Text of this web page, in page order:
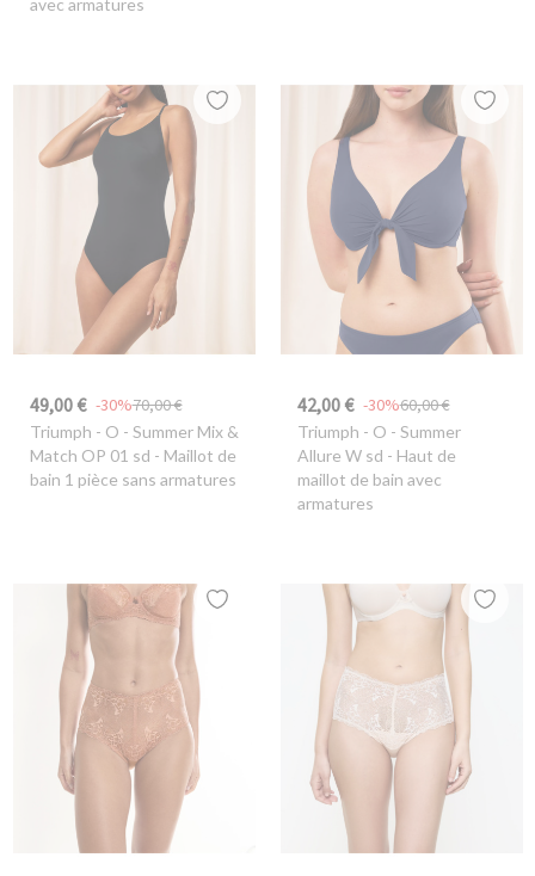
49,00 € 70,00 €
-30%
Triumph - O - Summer Mix &
Match OP 01 sd - Maillot de
bain 1 pièce sans armatures
42,00 € 60,00 €
-30%
Triumph - O - Summer
Allure W sd - Haut de
maillot de bain avec
armatures